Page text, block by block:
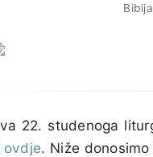
22. studenoga
ovdje. Niže